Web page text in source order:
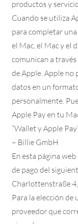
productos y
Cuando se utiliza
para completar
el Mac, el Mac y el
comunican a
de Apple. Apple no
datos en un
personalmente.
Apple Pay en tu
“Wallet y Apple
– Billie GmbH
En esta página
de pago del
Charlottenstraße
Para la elección de
proveedor que